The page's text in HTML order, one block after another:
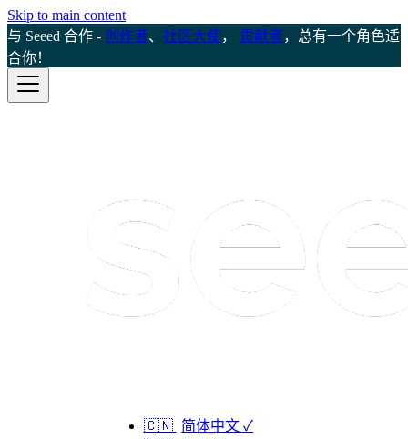
Skip to main content
与 Seeed 合作 - 创作者、 社区大使， 贡献者，总有一个角色适
合你！
🇨🇳 简体中文 ✓